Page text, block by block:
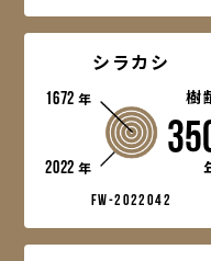
シラカシ
1672年
2022年
樹
fw-2022042